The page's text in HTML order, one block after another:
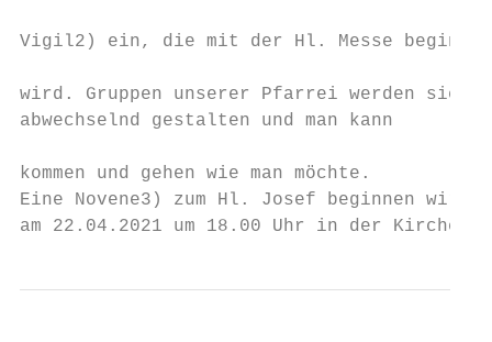
Vigil2) ein, die mit der Hl. Messe
wird. Gruppen unserer Pfarrei werden sie
abwechselnd gestalten und man kann
kommen und gehen wie man möchte.
Eine Novene3) zum Hl. Josef beginnen
am 22.04.2021 um 18.00 Uhr in der Kirche